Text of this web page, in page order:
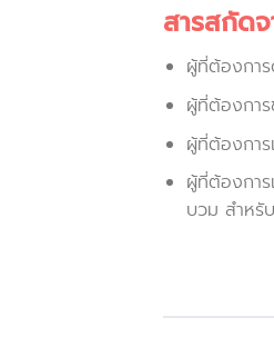
สารสกัดจ
ผู้ที่ต้องกา
ผู้ที่ต้องกา
ผู้ที่ต้องกา
ผู้ที่ต้องกา
บวม สำหรั